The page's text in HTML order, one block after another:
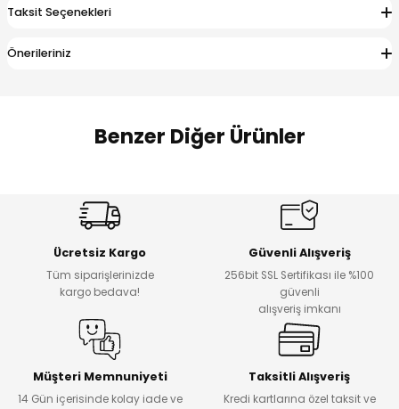
Taksit Seçenekleri
Önerileriniz
Benzer Diğer Ürünler
Puba Unisex Kot 3’lü Takım
₺ 1.550
Urban Kız Çocuk Süveterli Tunik Gömlek
Tivon Kız Çocuk 3’lü Takım
Ücretsiz Kargo
Tüm siparişlerinizde
kargo bedava!
Güvenli Alışveriş
256bit SSL Sertifikası ile %100
güvenli
alışveriş imkanı
Müşteri Memnuniyeti
14 Gün içerisinde kolay iade ve
Taksitli Alışveriş
Kredi kartlarına özel taksit ve
Alt
ve Taç